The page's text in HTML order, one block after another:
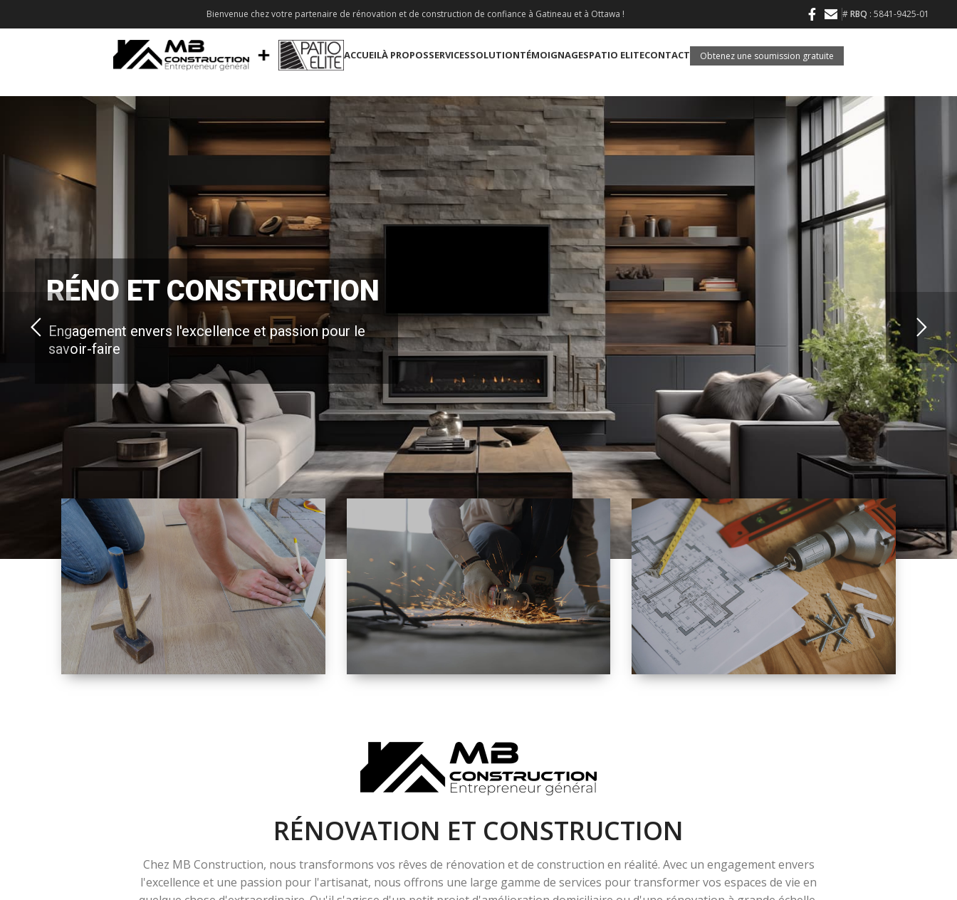
Bienvenue chez votre partenaire de rénovation et de construction de confiance à Gatineau et à Ottawa ! #RBQ : 5841-9425-01
ACCUEILÀ PROPOSSERVICESSOLUTIONTÉMOIGNAGESPATIO ELITECONTACT Obtenez une soumission gratuite
Engagement envers l'excellence et passion pour le
savoir-faire
RÉNO ET CONSTRUCTION
INTÉRIEURE ET
EXTÉRIEURE
RÉNOVATION ET CONSTRUCTION
Chez MB Construction, nous transformons vos rêves de rénovation et de construction en réalité. Avec un engagement envers
l'excellence et une passion pour l'artisanat, nous offrons une large gamme de services pour transformer vos espaces de vie en